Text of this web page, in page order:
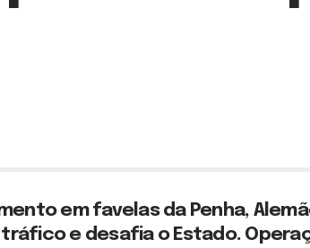
em favelas da Penha,
e desafia o Estado.